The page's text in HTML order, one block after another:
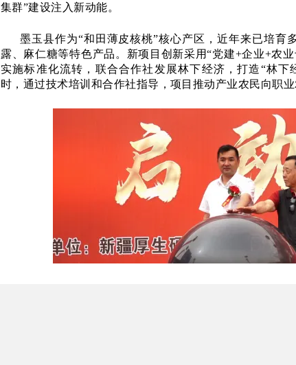
集群”建设注入新动能。
墨玉县作为“和田薄皮核桃”核心产区，近年来已培育
露、麻仁糖等特色产品。新项目创新采用“党建+企业+农
实施标准化流转，联合合作社发展林下经济，打造“林下
时，通过技术培训和合作社指导，项目推动产业农民向职业